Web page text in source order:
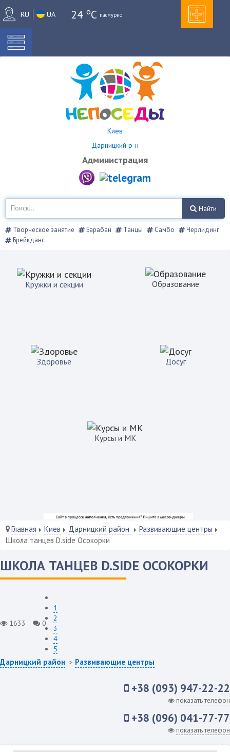
RU UA 24 oC пасмурно
Киев
Дарницкий р-н
Администрация
Найти
Творческое занятие Барабан Танцы Самбо
Черлидинг
Брейкданс
Кружки и секции Образование
Здоровье Досуг
Курсы и МК
Главная Киев Дарницкий район
Развивающие центры
Школа танцев D.side Осокорки
ШКОЛА ТАНЦЕВ D.SIDE ОСОКОРКИ
1633 0
1
2
3
4
5
Дарницкий район -> Развивающие центры
+38 (093) 947-22-22
показать телефон
+38 (096) 041-77-77
показать телефон